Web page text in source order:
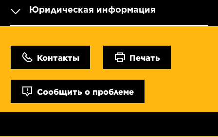
Юридическая информация
Контакты Печать
Сообщить о проблеме